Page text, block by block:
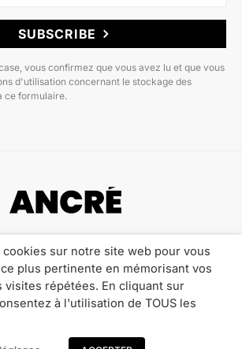
SUBSCRIBE
vous confirmez que vous avez lu et que vous
d'utilisation concernant le stockage des
ce formulaire.
nous ? Publicité
Contact
Politique de Confidentialité
sur notre site web pour vous
plus pertinente en mémorisant vos
visites répétées. En cliquant sur
à l'utilisation de TOUS les